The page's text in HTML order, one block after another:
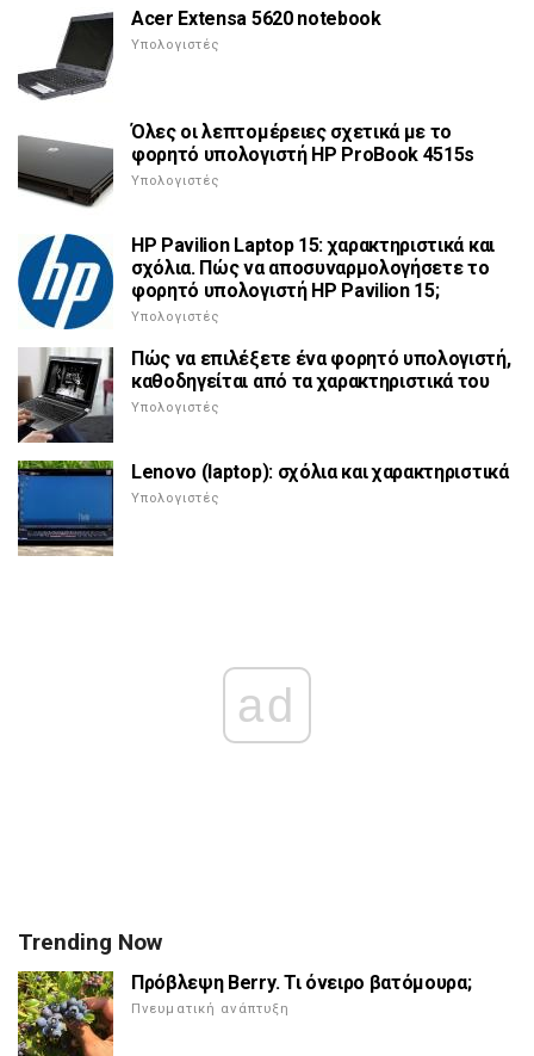
Acer Extensa 5620 notebook
Υπολογιστές
Όλες οι λεπτομέρειες σχετικά με το
φορητό υπολογιστή HP ProBook 4515s
Υπολογιστές
HP Pavilion Laptop 15: χαρακτηριστικά και
σχόλια. Πώς να αποσυναρμολογήσετε το
φορητό υπολογιστή HP Pavilion 15;
Υπολογιστές
Πώς να επιλέξετε ένα φορητό υπολογιστή,
καθοδηγείται από τα χαρακτηριστικά του
Υπολογιστές
Lenovo (laptop): σχόλια και χαρακτηριστικά
Υπολογιστές
ad
Trending Now
Πρόβλεψη Berry. Τι όνειρο βατόμουρα;
Πνευματική ανάπτυξη